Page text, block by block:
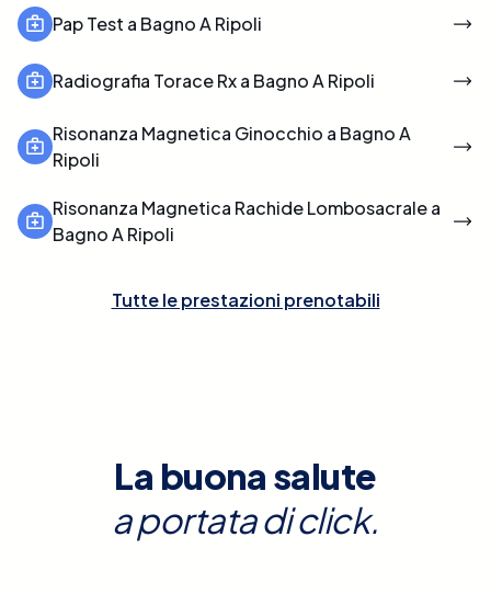
Pap Test a Bagno A Ripoli
Radiografia Torace Rx a Bagno A Ripoli
Risonanza Magnetica Ginocchio a Bagno A
Ripoli
Risonanza Magnetica Rachide Lombosacrale a
Bagno A Ripoli
Tutte le prestazioni prenotabili
La buona salute
a portata di click.